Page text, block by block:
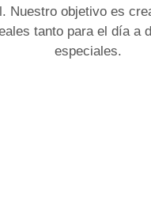
Nuestro objetivo es
tanto para el día a
especiales.